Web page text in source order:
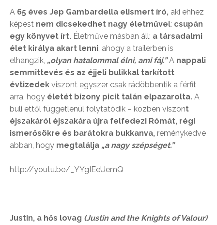
A 65 éves Jep Gambardella elismert író, aki ehhez
képest nem dicsekedhet nagy életművel: csupán
egy könyvet írt. Életműve másban áll: a társadalmi
élet királya akart lenni, ahogy a trailerben is
elhangzik, „olyan hatalommal élni, ami fáj.”A nappali
semmittevés és az éjjeli bulikkal tarkított
évtizedek viszont egyszer csak rádöbbentik a férfit
arra, hogy életét bizony picit talán elpazarolta. A
buli ettől függetlenül folytatódik – közben viszont
éjszakáról éjszakára újra felfedezi Rómát, régi
ismerősökre és barátokra bukkanva, reménykedve
abban, hogy megtalálja „a nagy szépséget.”
http://youtu.be/_YYgIEeUemQ
Justin, a hős lovag (Justin and the Knights of Valour)